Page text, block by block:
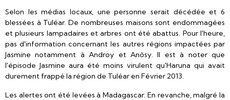
Selon les médias locaux, une personne serait décédée et 6
blessées à Tuléar. De nombreuses maisons sont endommagées
et plusieurs lampadaires et arbres ont été abattus. Pour l'heure,
pas d'information concernant les autres régions impactées par
Jasmine notamment à Androy et Anôsy. Il est à noter que
l'épisode Jasmine aura été moins virulent qu'Haruna qui avait
durement frappé la région de Tuléar en Février 2013.
Les alertes ont été levées à Madagascar. En revanche, malgré la